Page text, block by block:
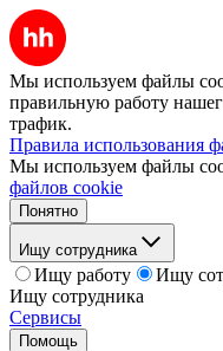
Мы используем файлы
правильную работу
трафик.
Правила использования
Мы используем файлы
файлов cookie
Понятно
Ищу сотрудника
Ищу работу
Ищу
Ищу сотрудника
Сервисы
Помощь